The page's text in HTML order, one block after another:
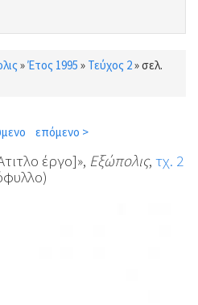
»Έτος 1995 » Τεύχος 2»σελ.
επόμενο >
έργο]», Εξώπολις, τχ. 2